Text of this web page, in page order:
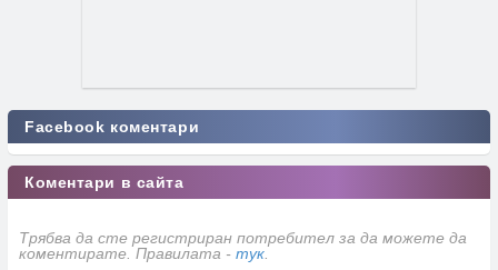
Facebook коментари
Коментари в сайта
Трябва да сте регистриран потребител за да можете да
коментирате. Правилата - тук